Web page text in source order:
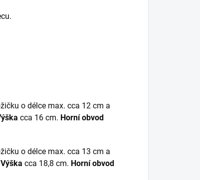
o délce max. cca 12 cm a
cca 16 cm. Horní obvod
o délce max. cca 13 cm a
Výška cca 18,8 cm. Horní obvod